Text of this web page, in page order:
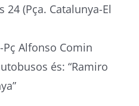
24 (Pça. Catalunya-El
Pç Alfonso Comin
és: “Ramiro